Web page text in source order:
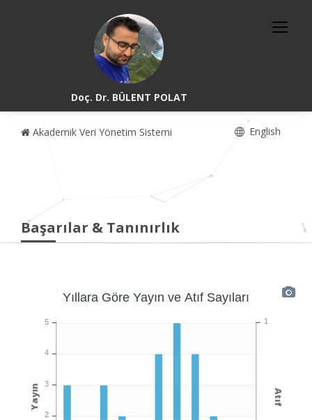
Doç. Dr. BÜLENT POLAT
Akademik Veri Yönetim Sistemi English
Başarılar & Tanınırlık
Yıllara Göre Yayın ve Atıf Sayıları
1
Atıf
5
4
3
2
Yayın